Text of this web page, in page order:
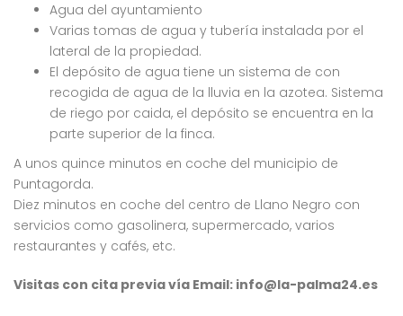
Agua del ayuntamiento
Varias tomas de agua y tubería instalada por el
lateral de la propiedad.
El depósito de agua tiene un sistema de con
recogida de agua de la lluvia en la azotea. Sistema
de riego por caida, el depósito se encuentra en la
parte superior de la finca.
A unos quince minutos en coche del municipio de
Puntagorda.
Diez minutos en coche del centro de Llano Negro con
servicios como gasolinera, supermercado, varios
restaurantes y cafés, etc.
Visitas con cita previa vía Email: info@la-palma24.es